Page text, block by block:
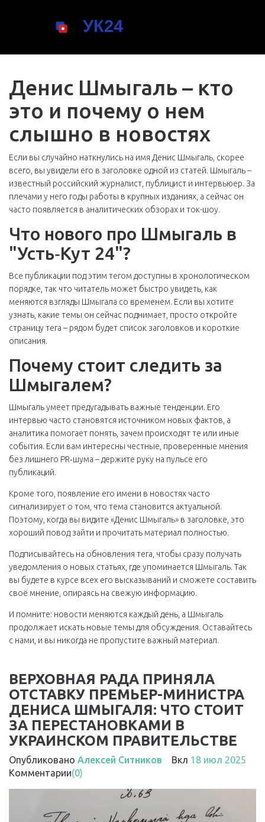
Денис Шмыгаль – кто
это и почему о нем
слышно в новостях
Если вы случайно наткнулись на имя Денис Шмыгаль, скорее
всего, вы увидели его в заголовке одной из статей. Шмыгаль –
известный российский журналист, публицист и интервьюер. За
плечами у него годы работы в крупных изданиях, а сейчас он
часто появляется в аналитических обзорах и ток-шоу.
Что нового про Шмыгаль в
"Усть‑Кут 24"?
Все публикации под этим тегом доступны в хронологическом
порядке, так что читатель может быстро увидеть, как
меняются взгляды Шмыгала со временем. Если вы хотите
узнать, какие темы он сейчас поднимает, просто откройте
страницу тега – рядом будет список заголовков и короткие
описания.
Почему стоит следить за
Шмыгалем?
Шмыгаль умеет предугадывать важные тенденции. Его
интервью часто становятся источником новых фактов, а
аналитика помогает понять, зачем происходят те или иные
события. Если вам интересны честные, проверенные мнения
без лишнего PR‑шума – держите руку на пульсе его
публикаций.
Кроме того, появление его имени в новостях часто
сигнализирует о том, что тема становится актуальной.
Поэтому, когда вы видите «Денис Шмыгаль» в заголовке, это
хороший повод зайти и прочитать материал полностью.
Подписывайтесь на обновления тега, чтобы сразу получать
уведомления о новых статьях, где упоминается Шмыгаль. Так
вы будете в курсе всех его высказываний и сможете составить
своё мнение, опираясь на свежую информацию.
И помните: новости меняются каждый день, а Шмыгаль
продолжает искать новые темы для обсуждения. Оставайтесь
с нами, и вы никогда не пропустите важный материал.
ВЕРХОВНАЯ РАДА ПРИНЯЛА
ОТСТАВКУ ПРЕМЬЕР-МИНИСТРА
ДЕНИСА ШМЫГАЛЯ: ЧТО СТОИТ
ЗА ПЕРЕСТАНОВКАМИ В
УКРАИНСКОМ ПРАВИТЕЛЬСТВЕ
Опубликовано Алексей Ситников Вкл 18 июл 2025
Комментарии(0)